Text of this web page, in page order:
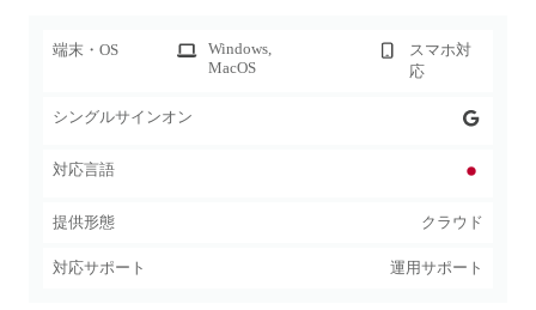
端末・OS Windows,
MacOS
スマホ対
応
シングルサインオン
対応言語
提供形態 クラウド
対応サポート 運用サポート